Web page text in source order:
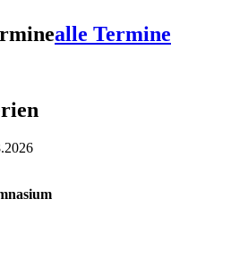
alle Termine